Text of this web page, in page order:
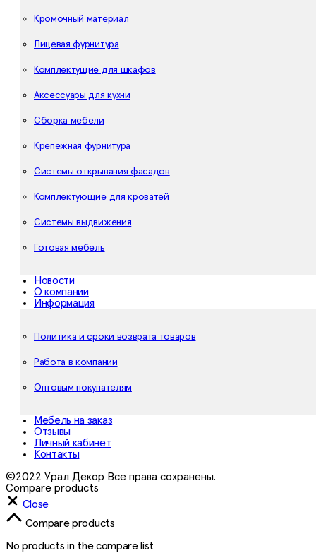
Кромочный материал
Лицевая фурнитура
Комплектущие для шкафов
Аксессуары для кухни
Сборка мебели
Крепежная фурнитура
Системы открывания фасадов
Комплектующие для кроватей
Системы выдвижения
Готовая мебель
Новости
О компании
Информация
Политика и сроки возврата товаров
Работа в компании
Оптовым покупателям
Мебель на заказ
Отзывы
Личный кабинет
Контакты
©2022 Урал Декор Все права сохранены.
Compare products
Close
Compare products
No products in the compare list